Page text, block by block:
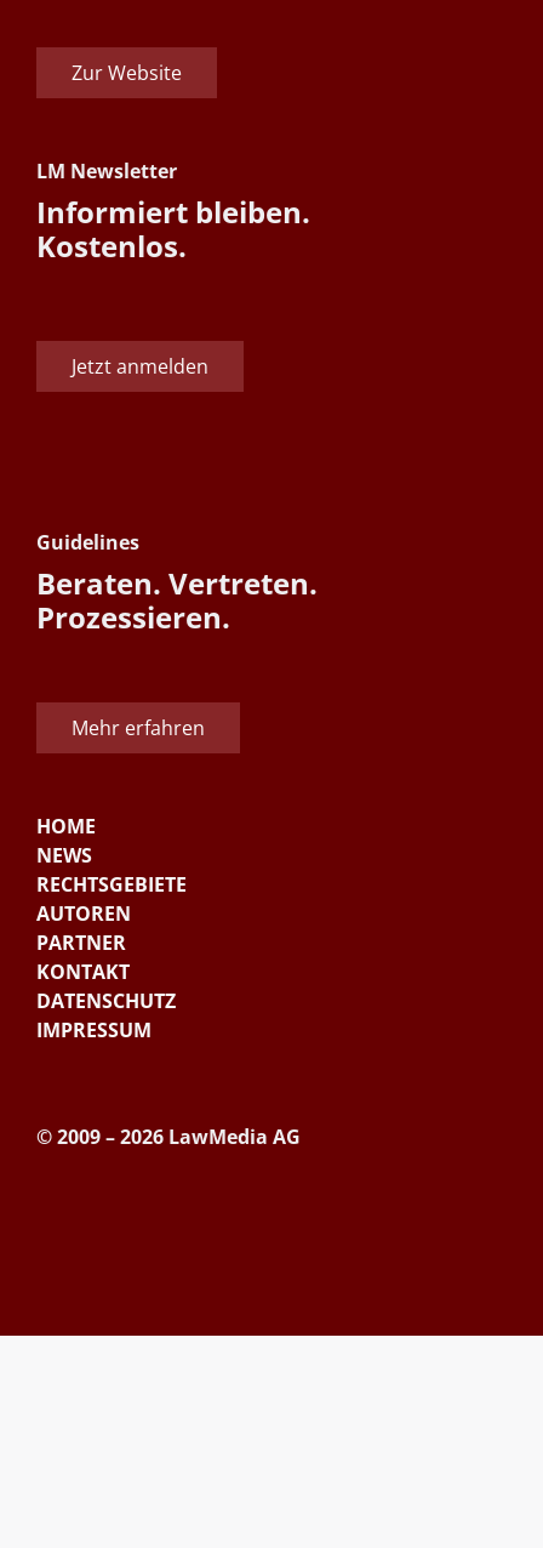
Zur Website
LM Newsletter
Informiert bleiben.
Kostenlos.
Jetzt anmelden
Guidelines
Beraten. Vertreten.
Prozessieren.
Mehr erfahren
HOME
NEWS
RECHTSGEBIETE
AUTOREN
PARTNER
KONTAKT
DATENSCHUTZ
IMPRESSUM
© 2009 – 2026 LawMedia AG